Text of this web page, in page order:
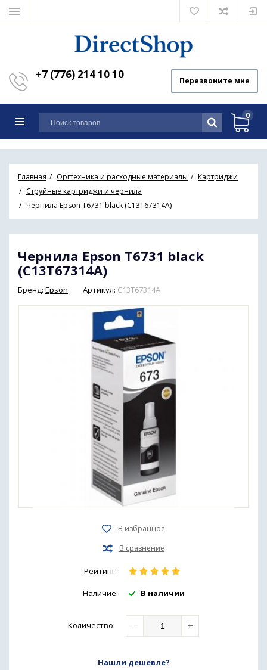
+7 (776) 214 10 10 Перезвоните мне
0
Главная Оргтехника и расходные материалы
Картриджи
Струйные картриджи и чернила
Чернила Epson T6731 black (C13T67314A)
Чернила Epson T6731 black
(C13T67314A)
Бренд: Epson Артикул: C13T67314A
Рейтинг:
Наличие: В наличии
Количество: − +
Нашли дешевле?